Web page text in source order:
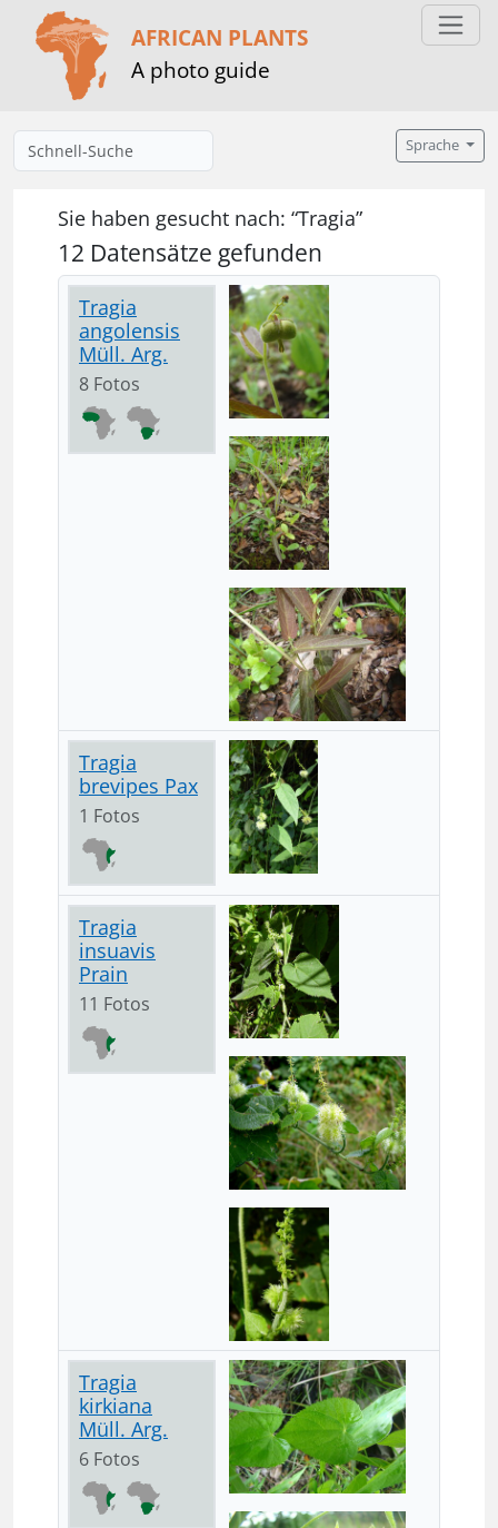
AFRICAN PLANTS
A photo guide
Sprache
Sie haben gesucht nach: “Tragia”
12 Datensätze gefunden
Tragia
angolensis
Müll. Arg.
8 Fotos
Tragia
brevipes Pax
1 Fotos
Tragia
insuavis
Prain
11 Fotos
Tragia
kirkiana
Müll. Arg.
6 Fotos